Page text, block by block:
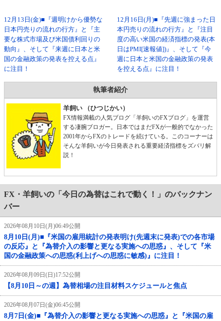
12月13日(金)■『週明けから優勢な
日本円売りの流れの行方』と『主
要な株式市場及び米国債利回りの
動向』、そして『来週に日本と米
国の金融政策の発表を控える点』
に注目！
12月16日(月)■『先週に強まった日
本円売りの流れの行方』と『注目
度の高い米国の経済指標の発表(本
日はPMI[速報値])』、そして『今
週に日本と米国の金融政策の発表
を控える点』に注目！
執筆者紹介
羊飼い （ひつじかい）
FX情報満載の人気ブログ「羊飼いのFXブログ」を運営
する凄腕ブロガー。日本ではまだFXが一般的でなかった
2001年からFXのトレードを続けている。このコーナーは
そんな羊飼いが今日発表される重要経済指標をズバリ解
説！
FX・羊飼いの「今日の為替はこれで動く！」のバックナン
バー
2026年08月10日(月)06:49公開
8月10日(月)■『米国の雇用統計の発表明け(先週末に発表)での各市場
の反応』と『為替介入の影響と更なる実施への思惑』、そして『米
国の金融政策への思惑(利上げへの思惑に敏感)』に注目！
2026年08月09日(日)17:52公開
【8月10日～の週】為替相場の注目材料スケジュールと焦点
2026年08月07日(金)06:45公開
8月7日(金)■『為替介入の影響と更なる実施への思惑』と『米国の雇